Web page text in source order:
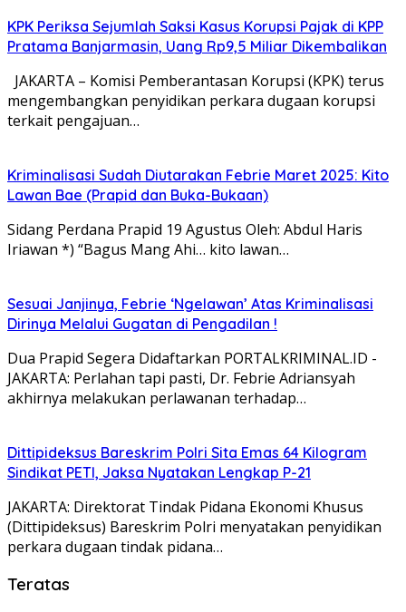
KPK Periksa Sejumlah Saksi Kasus Korupsi Pajak di KPP
Pratama Banjarmasin, Uang Rp9,5 Miliar Dikembalikan
JAKARTA – Komisi Pemberantasan Korupsi (KPK) terus
mengembangkan penyidikan perkara dugaan korupsi
terkait pengajuan…
Kriminalisasi Sudah Diutarakan Febrie Maret 2025: Kito
Lawan Bae (Prapid dan Buka-Bukaan)
Sidang Perdana Prapid 19 Agustus Oleh: Abdul Haris
Iriawan *) “Bagus Mang Ahi… kito lawan…
Sesuai Janjinya, Febrie ‘Ngelawan’ Atas Kriminalisasi
Dirinya Melalui Gugatan di Pengadilan !
Dua Prapid Segera Didaftarkan PORTALKRIMINAL.ID -
JAKARTA: Perlahan tapi pasti, Dr. Febrie Adriansyah
akhirnya melakukan perlawanan terhadap…
Dittipideksus Bareskrim Polri Sita Emas 64 Kilogram
Sindikat PETI, Jaksa Nyatakan Lengkap P-21
JAKARTA: Direktorat Tindak Pidana Ekonomi Khusus
(Dittipideksus) Bareskrim Polri menyatakan penyidikan
perkara dugaan tindak pidana…
Teratas